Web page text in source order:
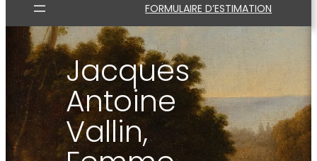
FORMULAIRE D’ESTIMATION
Jacques
Antoine
Vallin,